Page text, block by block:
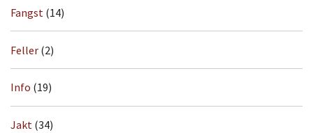
Fangst (14)
Feller (2)
Info (19)
Jakt (34)